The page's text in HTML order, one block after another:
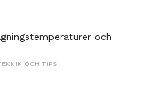
och
OCH TIPS